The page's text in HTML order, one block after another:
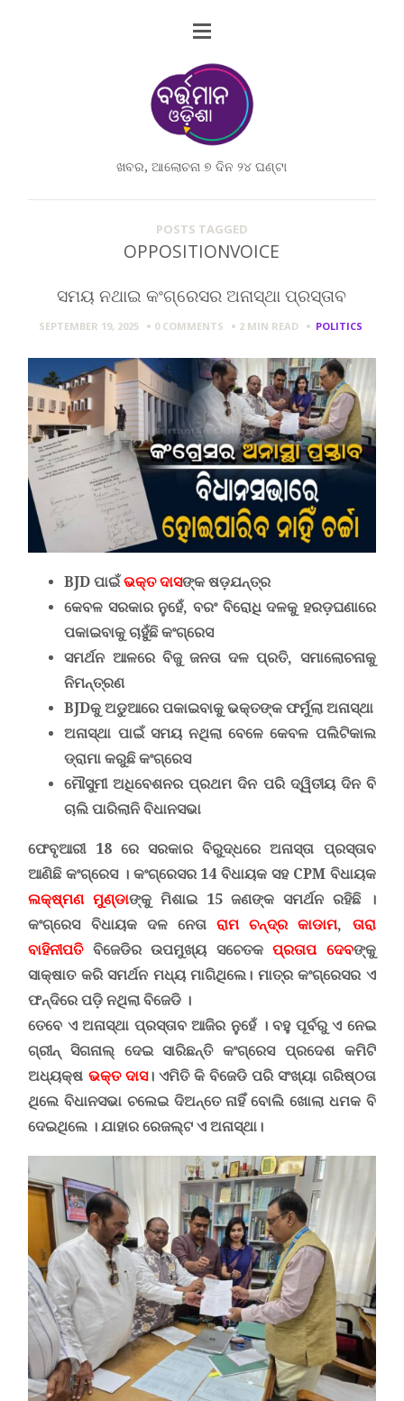
ଖବର, ଆଲୋଚନା ୭ ଦିନ ୨୪ ଘଣ୍ଟା
POSTS TAGGED
OPPOSITIONVOICE
ସମୟ ନଥାଇ କଂଗ୍ରେସର ଅନାସ୍ଥା ପ୍ରସ୍ତାବ
SEPTEMBER 19, 2025 0 COMMENTS 2 MIN READ POLITICS
BJDପାଇଁଭକ୍ତ ଦାସଙ୍କ ଷଡ଼ଯନ୍ତ୍ର
କେବଳ ସରକାର ନୁହେଁ, ବରଂ ବିରୋଧି ଦଳକୁ ହରଡ଼ଘଣାରେ
ପକାଇବାକୁ ଚାହୁଁଛି କଂଗ୍ରେସ
ସମର୍ଥନ ଆଳରେ ବିଜୁ ଜନତା ଦଳ ପ୍ରତି, ସମାଲୋଚନାକୁ
ନିମନ୍ତ୍ରଣ
BJDକୁ ଅଡୁଆରେ ପକାଇବାକୁ ଭକ୍ତଙ୍କ ଫର୍ମୁଲା ଅନାସ୍ଥା
ଅନାସ୍ଥା ପାଇଁ ସମୟ ନଥିଲା ବେଳେ କେବଳ ପଲିଟିକାଲ
ଡ୍ରାମା କରୁଛି କଂଗ୍ରେସ
ମୌସୁମୀ ଅଧିବେଶନର ପ୍ରଥମ ଦିନ ପରି ଦ୍ୱିତୀୟ ଦିନ ବି
ଚାଲି ପାରିଲାନି ବିଧାନସଭା
ଫେବୃଆରୀ 18 ରେ ସରକାର ବିରୁଦ୍ଧରେ ଅନାସ୍ତା ପ୍ରସ୍ତାବ
ଆଣିଛି କଂଗ୍ରେସ । କଂଗ୍ରେସର 14 ବିଧାୟକ ସହ CPM ବିଧାୟକ
ଲକ୍ଷ୍ମଣ ମୁଣ୍ଡାଙ୍କୁ ମିଶାଇ 15 ଜଣଙ୍କ ସମର୍ଥନ ରହିଛି ।
କଂଗ୍ରେସ ବିଧାୟକ ଦଳ ନେତାରାମ ଚନ୍ଦ୍ର କାଡାମ, ତାରା
ବାହିନୀପତିବିଜେଡିର ଉପମୁଖ୍ୟ ସଚେତକପ୍ରତାପ ଦେବଙ୍କୁ
ସାକ୍ଷାତ କରି ସମର୍ଥନ ମଧ୍ୟ ମାଗିଥିଲେ। ମାତ୍ର କଂଗ୍ରେସର ଏ
ଫନ୍ଦିରେ ପଡ଼ି ନଥିଲା ବିଜେଡି ।
ତେବେ ଏ ଅନାସ୍ଥା ପ୍ରସ୍ତାବ ଆଜିର ନୁହେଁ । ବହୁ ପୂର୍ବରୁ ଏ ନେଇ
ଗ୍ରୀନ୍ ସିଗନାଲ୍ ଦେଇ ସାରିଛନ୍ତି କଂଗ୍ରେସ ପ୍ରଦେଶ କମିଟି
ଅଧ୍ୟକ୍ଷ ଭକ୍ତ ଦାସ। ଏମିତି କି ବିଜେଡି ପରି ସଂଖ୍ୟା ଗରିଷ୍ଠତା
ଥିଲେ ବିଧାନସଭା ଚଲେଇ ଦିଅନ୍ତେ ନାହିଁ ବୋଲି ଖୋଲା ଧମକ ବି
ଦେଇଥିଲେ । ଯାହାର ରେଜଲ୍ଟ ଏ ଅନାସ୍ଥା।